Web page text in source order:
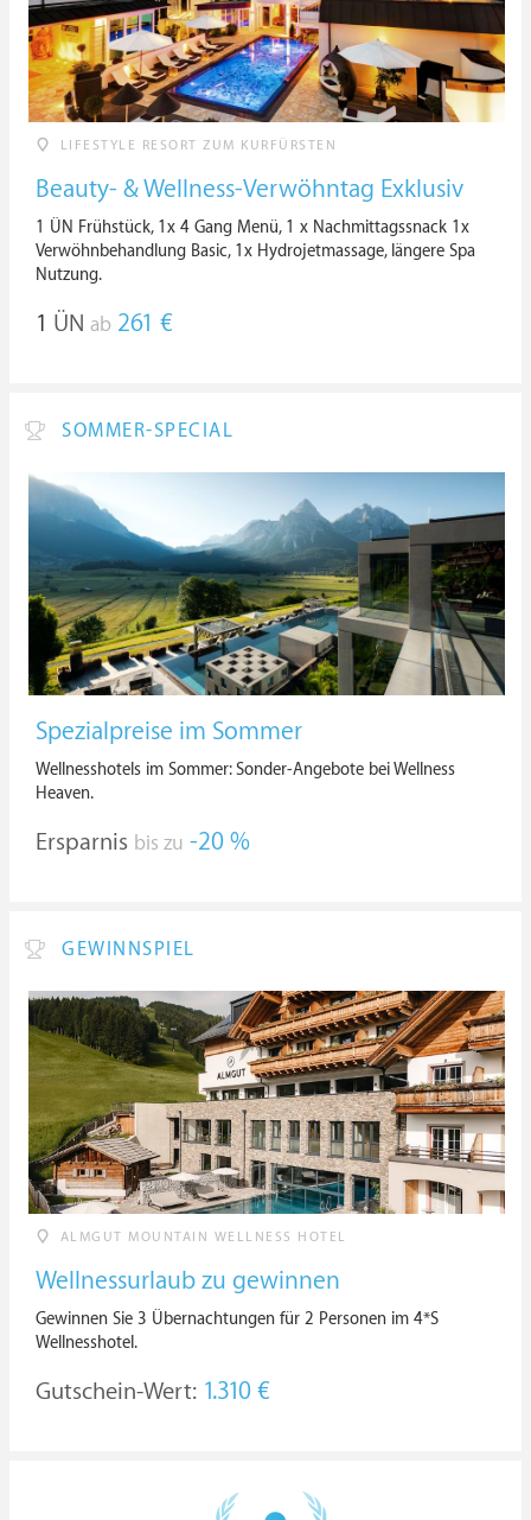
LIFESTYLE RESORT ZUM KURFÜRSTEN
Beauty- & Wellness-Verwöhntag Exklusiv
1 ÜN Frühstück, 1x 4 Gang Menü, 1 x Nachmittagssnack 1x
Verwöhnbehandlung Basic, 1x Hydrojetmassage, längere Spa
Nutzung.
1 ÜN ab 261 €
SOMMER-SPECIAL
Spezialpreise im Sommer
Wellnesshotels im Sommer: Sonder-Angebote bei Wellness
Heaven.
Ersparnis bis zu -20 %
GEWINNSPIEL
ALMGUT MOUNTAIN WELLNESS HOTEL
Wellnessurlaub zu gewinnen
Gewinnen Sie 3 Übernachtungen für 2 Personen im 4*S
Wellnesshotel.
Gutschein-Wert: 1.310 €